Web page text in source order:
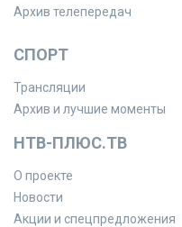
Архив телепередач
СПОРТ
Трансляции
Архив и лучшие моменты
НТВ-ПЛЮС.ТВ
О проекте
Новости
Акции и спецпредложения